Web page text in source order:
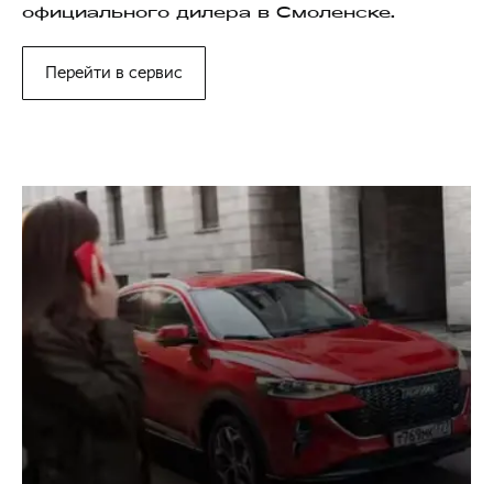
официального дилера в Смоленске.
Перейти в сервис